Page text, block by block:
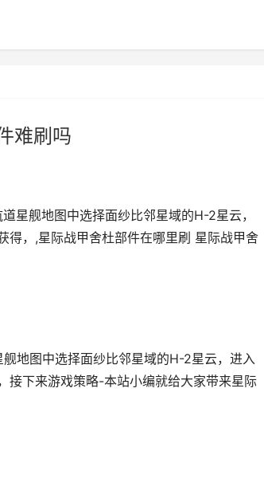
难刷吗
星舰地图中选择面纱比邻星域的H-2星云，
得，,星际战甲舍杜部件在哪里刷 星际战甲舍
地图中选择面纱比邻星域的H-2星云，进入
接下来游戏策略-本站小编就给大家带来星际